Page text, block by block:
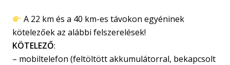
A 22 km és a 40 km-es távokon egyéninek
kötelezőek az alábbi felszerelések!
KÖTELEZŐ:
– mobiltelefon (feltöltött akkumulátorral, bekapcsolt